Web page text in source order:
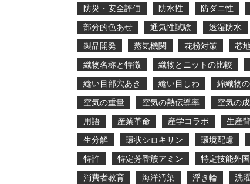
防災・安全評価
防水性 防ダニ性
部分的色あせ
通気性試験 透湿防水
製品開発
蒸気機関 花粉対策 芯
織物名称と特徴
織物とニットの比較
縫い目部穴あき
縫い目しわ 綿織物
空気の重量
空気の熱伝導率 空気の
用語
産業革命 産学コラボ 生産
生分解
環状シロキサン 環境配慮
特許
特定芳香族アミン 特定技能外
消費者教育
海洋汚染 浮き輪 洗